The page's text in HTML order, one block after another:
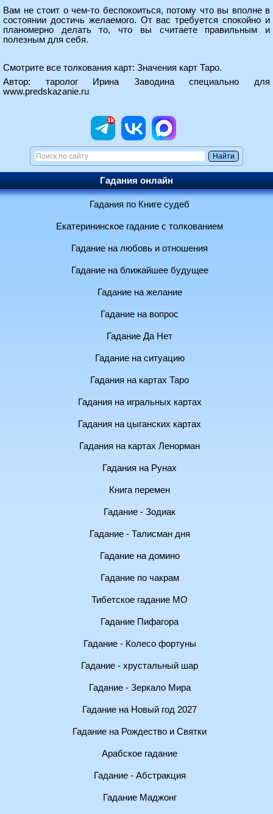
Вам не стоит о чем-то беспокоиться, потому что вы вполне в
состоянии достичь желаемого. От вас требуется спокойно и
планомерно делать то, что вы считаете правильным и
полезным для себя.
Смотрите все толкования карт: Значения карт Таро.
Автор: таролог Ирина Заводина специально для
www.predskazanie.ru
Гадания онлайн
Гадания по Книге судеб
Екатерининское гадание с толкованием
Гадание на любовь и отношения
Гадание на ближайшее будущее
Гадание на желание
Гадание на вопрос
Гадание Да Нет
Гадание на ситуацию
Гадания на картах Таро
Гадания на игральных картах
Гадания на цыганских картах
Гадания на картах Ленорман
Гадания на Рунах
Книга перемен
Гадание - Зодиак
Гадание - Талисман дня
Гадание на домино
Гадание по чакрам
Тибетское гадание МО
Гадание Пифагора
Гадание - Колесо фортуны
Гадание - хрустальный шар
Гадание - Зеркало Мира
Гадание на Новый год 2027
Гадание на Рождество и Святки
Арабское гадание
Гадание - Абстракция
Гадание Маджонг